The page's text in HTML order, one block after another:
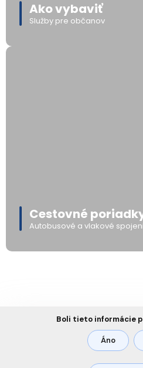
Ako vybaviť
Služby pre občanov
Cestovné
Autobusové a vlakové
Boli tieto informácie
Áno